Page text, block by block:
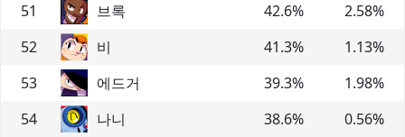
51
브록 42.6% 2.58%
52
비 41.3% 1.13%
53
에드거 39.3% 1.98%
54
나니 38.6% 0.56%